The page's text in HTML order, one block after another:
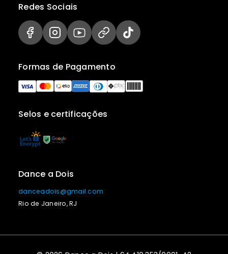
Selos e certificações
Formas de Pagamento
Redes Sociais
Dance a Dois
danceadois@gmail.com
Rio de Janeiro, RJ